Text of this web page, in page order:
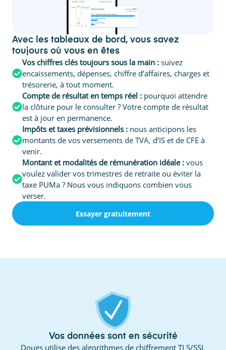
Avec les tableaux de bord, vous savez
toujours où vous en êtes
Vos chiffres clés toujours sous la main : suivez
encaissements, dépenses, chiffre d’affaires, charges et
trésorerie, à tout moment.
Compte de résultat en temps réel : pourquoi attendre
la clôture pour le consulter ? Votre compte de résultat
est à jour en permanence.
Impôts et taxes prévisionnels : nous anticipons les
montants de vos versements de TVA, d’IS et de CFE à
venir.
Montant et modalités de rémunération idéale : vous
voulez valider vos trimestres de retraite ou éviter la
taxe PUMa ? Nous vous indiquons combien vous
verser.
Essayer gratuitement
Vos données sont en sécurité
Dougs utilise des algorithmes de chiffrement TLS/SSL